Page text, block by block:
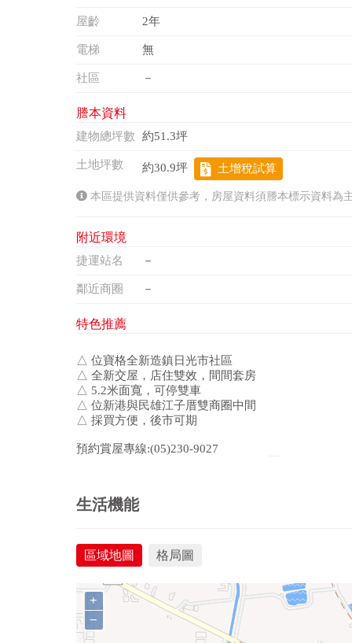
屋齡 2年
電梯 無
社區 －
謄本資料
建物總坪數 約51.3坪
土地坪數 約30.9坪 土增稅試算
本區提供資料僅供參考，房屋資料須謄本標示資料為
附近環境
捷運站名 －
鄰近商圈 －
特色推薦
△ 位寶格全新造鎮日光市社區
△ 全新交屋，店住雙效，間間套房
△ 5.2米面寬，可停雙車
△ 位新港與民雄江子厝雙商圈中間
△ 採買方便，後市可期
預約賞屋專線:(05)230-9027
生活機能
區域地圖 格局圖
+
−